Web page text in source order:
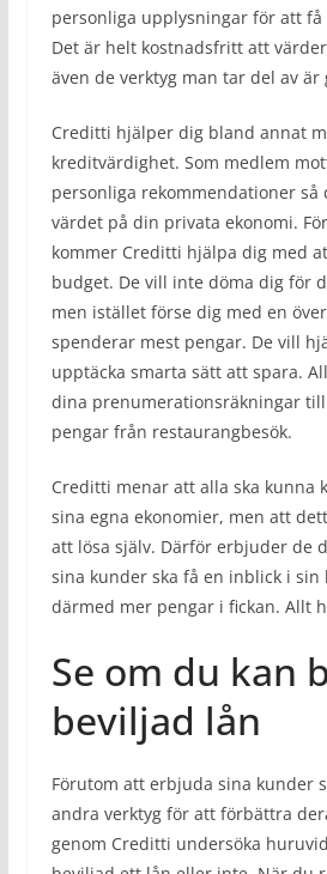
personliga upplysningar för att
Det är helt kostnadsfritt att
även de verktyg man tar del av är
Creditti hjälper dig bland annat
kreditvärdighet. Som medlem
personliga rekommendationer så
värdet på din privata ekonomi.
kommer Creditti hjälpa dig med
budget. De vill inte döma dig för
men istället förse dig med en
spenderar mest pengar. De vill
upptäcka smarta sätt att spara.
dina prenumerationsräkningar
pengar från restaurangbesök.
Creditti menar att alla ska kunna
sina egna ekonomier, men att
att lösa själv. Därför erbjuder de
sina kunder ska få en inblick i sin
därmed mer pengar i fickan. Allt
Se om du kan
beviljad lån
Förutom att erbjuda sina kunder
andra verktyg för att förbättra
genom Creditti undersöka